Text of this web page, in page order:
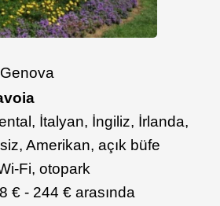
İtalyan, İngiliz, İrlanda,
Amerikan, açık büfe
Fi, otopark
€ - 244 € arasında